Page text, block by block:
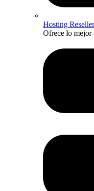
Hosting Reseller
Ofrece lo mejor